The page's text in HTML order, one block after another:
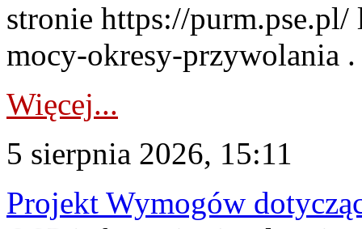
stronie https://
mocy-okresy-przywolania
Więcej...
5 sierpnia 2026, 15:11
Projekt Wymogów